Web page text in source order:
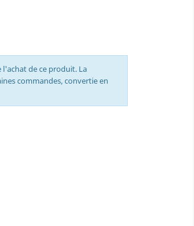
l'achat de ce produit. La
commandes, convertie en